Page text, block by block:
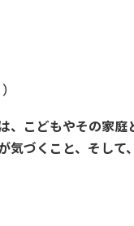
、こどもやその家
づくこと、そし